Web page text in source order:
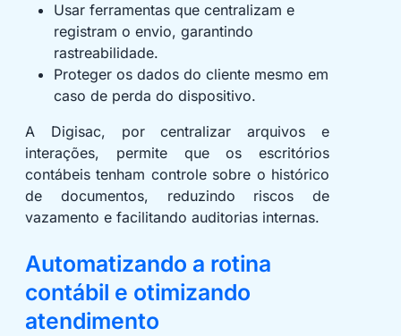
Usar ferramentas que centralizam e
registram o envio, garantindo
rastreabilidade.
Proteger os dados do cliente mesmo em
caso de perda do dispositivo.
A Digisac, por centralizar arquivos e
interações, permite que os escritórios
contábeis tenham controle sobre o histórico
de documentos, reduzindo riscos de
vazamento e facilitando auditorias internas.
Automatizando a rotina
contábil e otimizando
atendimento